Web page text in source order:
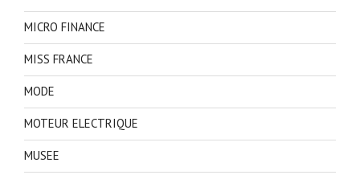
MICRO FINANCE
MISS FRANCE
MODE
MOTEUR ELECTRIQUE
MUSEE